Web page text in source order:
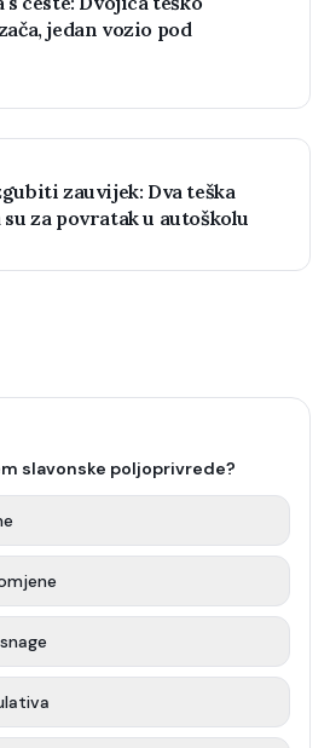
jedan vozio pod
zauvijek: Dva teška
za povratak u autoškolu
slavonske poljoprivrede?